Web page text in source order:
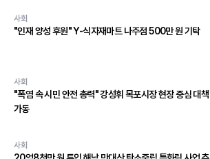
사회
"인재 양성 후원" Y-식자재마트 나주점 500만 원 기탁
사회
"폭염 속 시민 안전 총력" 강성휘 목포시장 현장 중심 대책
가동
사회